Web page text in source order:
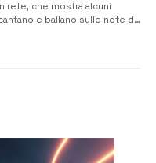
rete, che mostra alcuni
e ballano sulle note di
intonare la canzone...